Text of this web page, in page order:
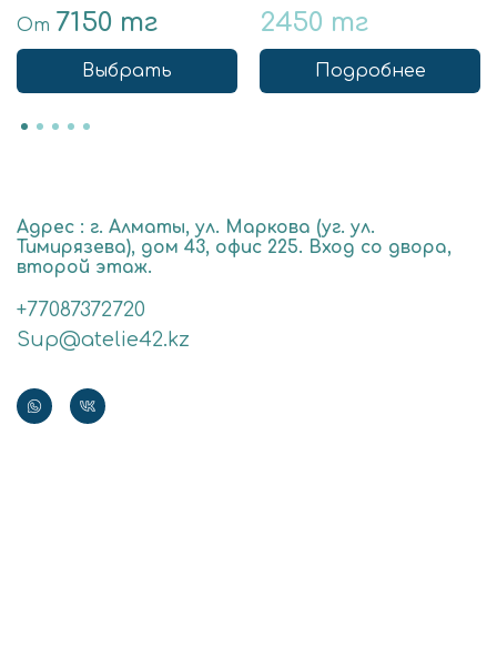
От 7150 тг
Выбрать
2450 тг
Подробнее
Адрес : г. Алматы, ул. Маркова (уг. ул.
Тимирязева), дом 43, офис 225. Вход со двора,
второй этаж.
+77087372720
Sup@atelie42.kz